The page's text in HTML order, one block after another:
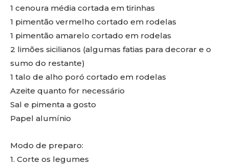
1 cenoura média cortada em tirinhas
1 pimentão vermelho cortado em rodelas
1 pimentão amarelo cortado em rodelas
2 limões sicilianos (algumas fatias para decorar e o
sumo do restante)
1 talo de alho poró cortado em rodelas
Azeite quanto for necessário
Sal e pimenta a gosto
Papel alumínio
Modo de preparo:
1. Corte os legumes